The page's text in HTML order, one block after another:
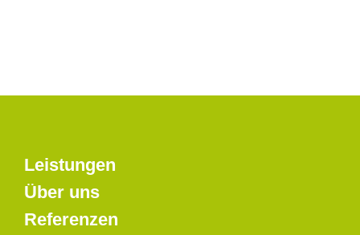
Leistungen
Über uns
Referenzen